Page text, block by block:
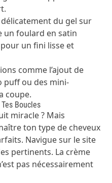
du gel sur
un foulard en satin
un fini lisse et
comme l’ajout de
puff ou des mini-
coupe.
Boucles
miracle ? Mais
ton type de cheveux
Navigue sur le site
pertinents. La crème
pas nécessairement